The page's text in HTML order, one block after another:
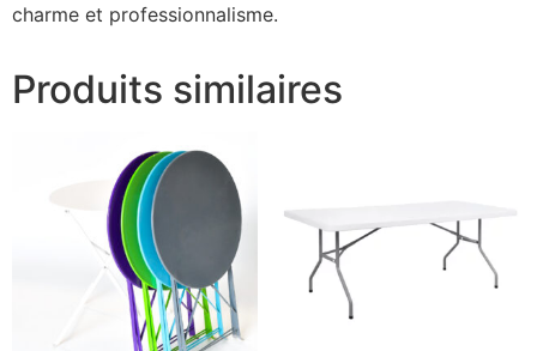
charme et professionnalisme.
Produits similaires